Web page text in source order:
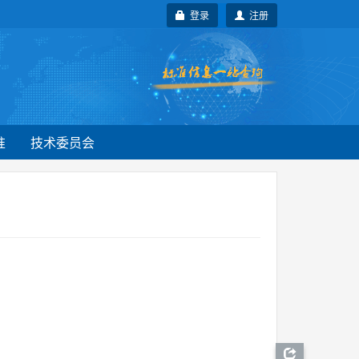
注册
登录
技术委员会